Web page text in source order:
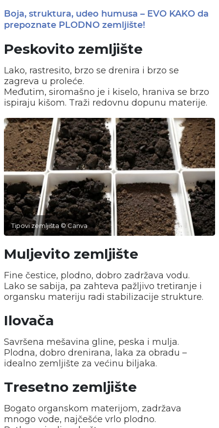
Boja, struktura, udeo humusa – EVO KAKO da
prepoznate PLODNO zemljište!
Peskovito zemljište
Lako, rastresito, brzo se drenira i brzo se
zagreva u proleće.
Međutim, siromašno je i kiselo, hraniva se brzo
ispiraju kišom. Traži redovnu dopunu materije.
Tipovi zemljišta © Canva
Muljevito zemljište
Fine čestice, plodno, dobro zadržava vodu.
Lako se sabija, pa zahteva pažljivo tretiranje i
organsku materiju radi stabilizacije strukture.
Ilovača
Savršena mešavina gline, peska i mulja.
Plodna, dobro drenirana, laka za obradu –
idealno zemljište za većinu biljaka.
Tresetno zemljište
Bogato organskom materijom, zadržava
mnogo vode, najčešće vrlo plodno.